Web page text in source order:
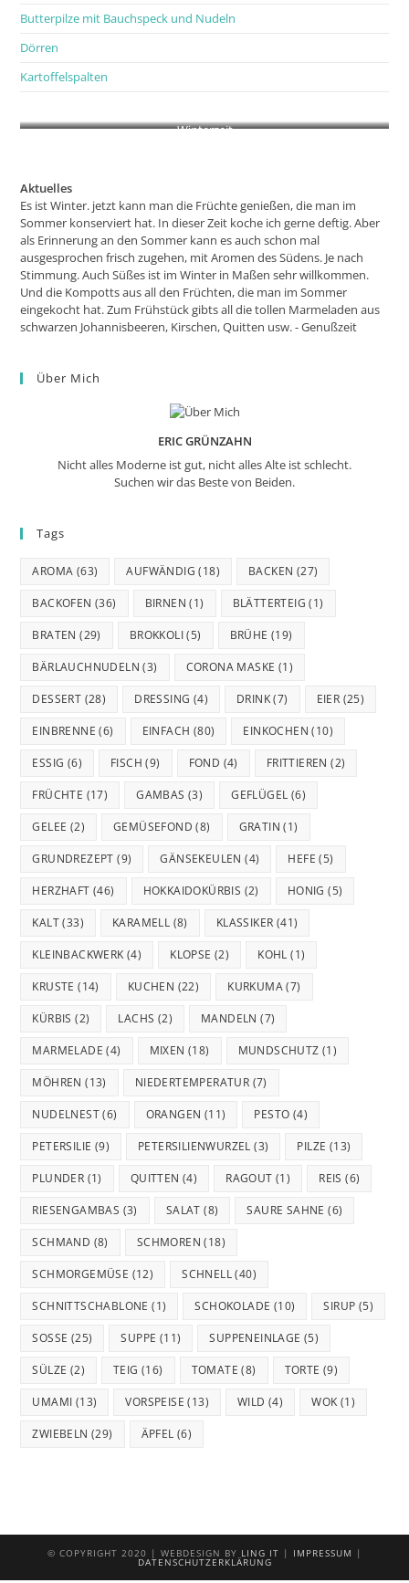
Butterpilze mit Bauchspeck und Nudeln
Dörren
Kartoffelspalten
Winterzeit
Aktuelles
Es ist Winter. jetzt kann man die Früchte genießen, die man im
Sommer konserviert hat. In dieser Zeit koche ich gerne deftig. Aber
als Erinnerung an den Sommer kann es auch schon mal
ausgesprochen frisch zugehen, mit Aromen des Südens. Je nach
Stimmung. Auch Süßes ist im Winter in Maßen sehr willkommen.
Und die Kompotts aus all den Früchten, die man im Sommer
eingekocht hat. Zum Frühstück gibts all die tollen Marmeladen aus
schwarzen Johannisbeeren, Kirschen, Quitten usw. - Genußzeit
Über Mich
ERIC GRÜNZAHN
Nicht alles Moderne ist gut, nicht alles Alte ist schlecht.
Suchen wir das Beste von Beiden.
Tags
AROMA (63) AUFWÄNDIG (18) BACKEN (27)
BACKOFEN (36) BIRNEN (1) BLÄTTERTEIG (1)
BRATEN (29) BROKKOLI(5) BRÜHE (19)
BÄRLAUCHNUDELN (3) CORONA MASKE (1)
DESSERT (28) DRESSING (4) DRINK(7) EIER (25)
EINBRENNE (6) EINFACH (80) EINKOCHEN (10)
ESSIG (6) FISCH (9) FOND (4) FRITTIEREN (2)
FRÜCHTE (17) GAMBAS (3) GEFLÜGEL (6)
GELEE (2) GEMÜSEFOND (8) GRATIN (1)
GRUNDREZEPT (9) GÄNSEKEULEN (4) HEFE (5)
HERZHAFT (46) HOKKAIDOKÜRBIS (2) HONIG (5)
KALT(33) KARAMELL (8) KLASSIKER (41)
KLEINBACKWERK (4) KLOPSE (2) KOHL (1)
KRUSTE (14) KUCHEN (22) KURKUMA(7)
KÜRBIS (2) LACHS (2) MANDELN (7)
MARMELADE (4) MIXEN (18) MUNDSCHUTZ (1)
MÖHREN (13) NIEDERTEMPERATUR (7)
NUDELNEST(6) ORANGEN (11) PESTO (4)
PETERSILIE (9) PETERSILIENWURZEL (3) PILZE (13)
PLUNDER (1) QUITTEN (4) RAGOUT (1) REIS (6)
RIESENGAMBAS (3) SALAT (8) SAURE SAHNE (6)
SCHMAND (8) SCHMOREN (18)
SCHMORGEMÜSE (12) SCHNELL(40)
SCHNITTSCHABLONE (1) SCHOKOLADE (10) SIRUP (5)
SOSSE (25) SUPPE (11) SUPPENEINLAGE (5)
SÜLZE (2) TEIG (16) TOMATE (8) TORTE (9)
UMAMI (13) VORSPEISE (13) WILD (4) WOK (1)
ZWIEBELN (29) ÄPFEL (6)
© COPYRIGHT 2020 | WEBDESIGN BY LING IT | IMPRESSUM |
DATENSCHUTZERKLÄRUNG